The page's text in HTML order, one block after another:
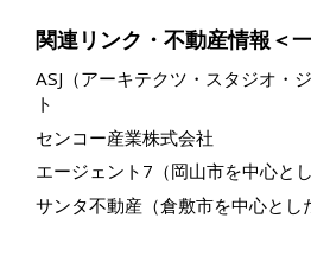
関連リンク・不動産情報＜
ASJ（アーキテクツ・スタジオ・
ト
センコー産業株式会社
エージェント7（岡山市を中心と
サンタ不動産（倉敷市を中心とし